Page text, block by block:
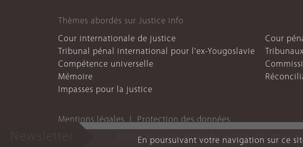
En poursuivant votre navigation sur ce
Thèmes abordés sur Justice info
Cour internationale de justice Cour
Tribunal pénal international pour l'ex-Yougoslavie
Compétence universelle
Mémoire
Impasses pour la justice
Mentions légales Protection des données
Toutes les publications de Justice Info,